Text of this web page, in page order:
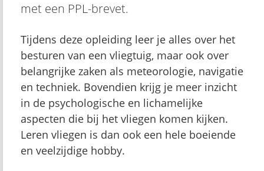
met een PPL-brevet.
Tijdens deze opleiding leer je alles over het
besturen van een vliegtuig, maar ook over
belangrijke zaken als meteorologie, navigatie
en techniek. Bovendien krijg je meer inzicht
in de psychologische en lichamelijke
aspecten die bij het vliegen komen kijken.
Leren vliegen is dan ook een hele boeiende
en veelzijdige hobby.